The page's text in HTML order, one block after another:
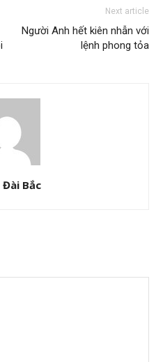
Next article
Người Anh hết kiên nhẫn với
lệnh phong tỏa
Đài Bắc